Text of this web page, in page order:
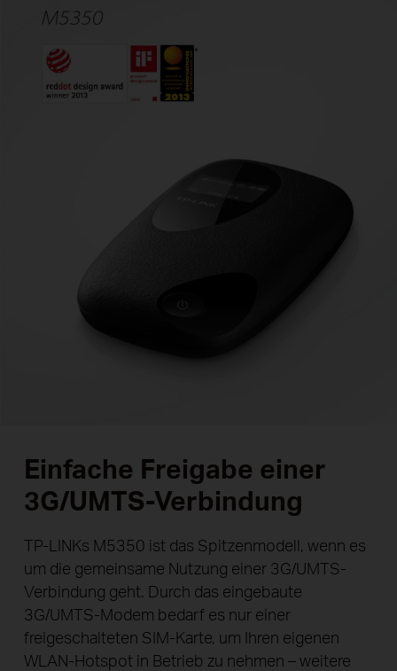
Einfache Freigabe einer
3G/UMTS-Verbindung
TP-LINKs M5350 ist das Spitzenmodell, wenn es
um die gemeinsame Nutzung einer 3G/UMTS-
Verbindung geht. Durch das eingebaute
3G/UMTS-Modem bedarf es nur einer
freigeschalteten SIM-Karte, um Ihren eigenen
WLAN-Hotspot in Betrieb zu nehmen – weitere